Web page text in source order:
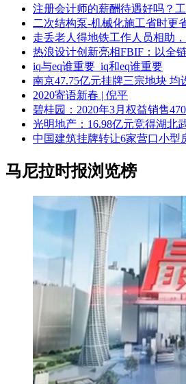
注册会计师的薪酬待遇好吗？
二次结构泵-机械化施工省时更
走丢老人得地铁工作人员相助
热浪设计创新亮相FBIF：以全
iq与eq谁重要_iq和eq谁重要
南京47.75亿元挂牌三宗地块 均
2020寄语新春 | 倪平
碧桂园：2020年3月权益销售
光明地产：16.98亿元竞得湖北
中国建筑挂牌转让6家营口小型
马尼拉时报浏览榜